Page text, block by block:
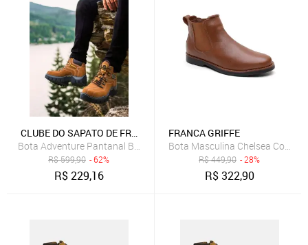
CLUBE DO SAPATO DE FRANCA
Bota Adventure Pantanal Brasil Clube do Sapato de Franca DFT
R$599,90 - 62%
R$229,16
FRANCA GRIFFE
Bota Masculina Chelsea Couro
R$449,90 - 28%
R$322,90